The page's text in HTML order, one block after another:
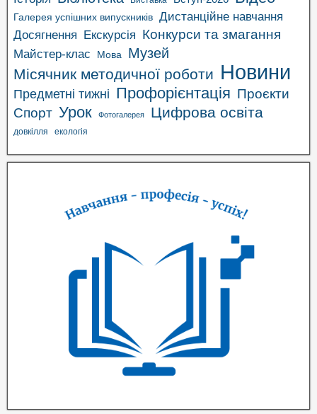
Галерея успішних випускників Дистанційне навчання
Досягнення Екскурсія Конкурси та змагання
Майстер-клас Мова Музей
Місячник методичної роботи Новини
Предметні тижні Профорієнтація Проєкти
Спорт Урок Фотогалерея Цифрова освіта
довкілля екологія